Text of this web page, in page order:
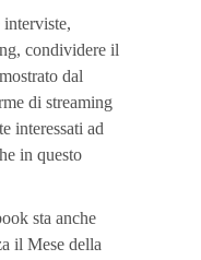
condividere il
dal
di streaming
interessati ad
in questo
sta anche
il Mese della